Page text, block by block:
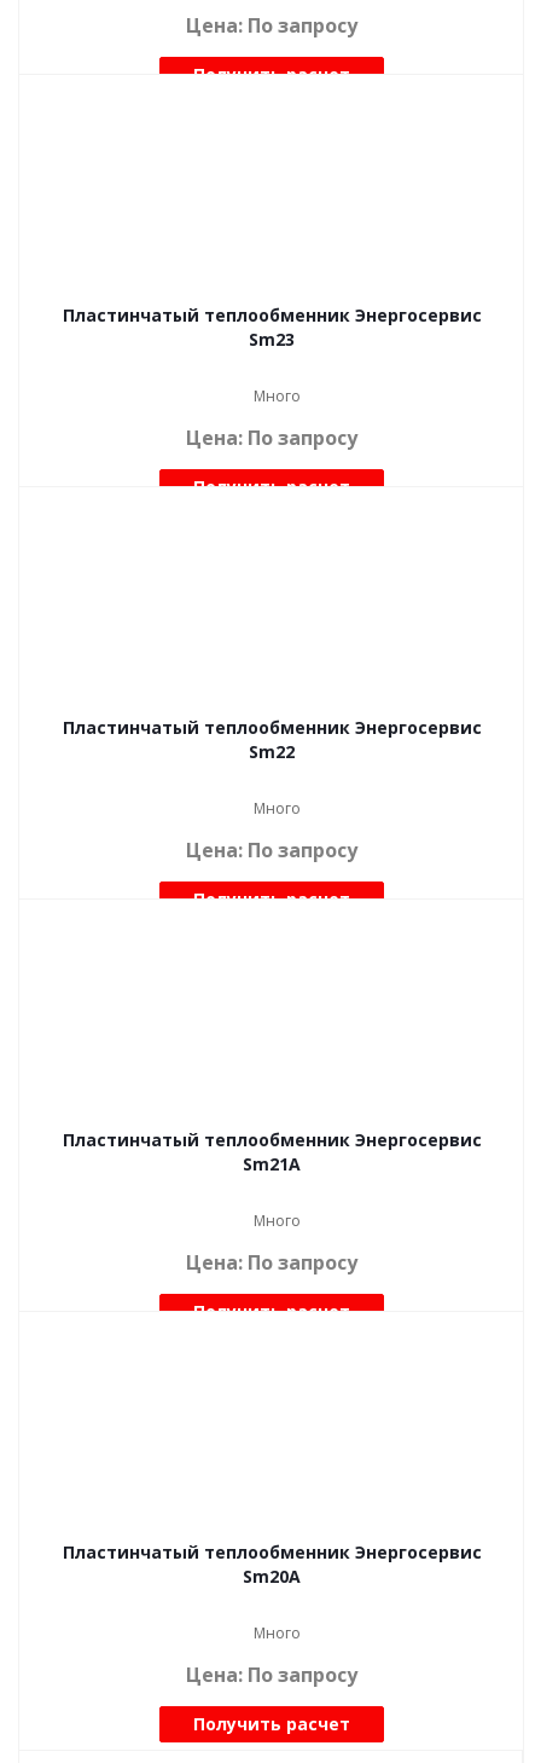
Цена: По запросу
Получить расчет
Пластинчатый теплообменник Энергосервис
Sm23
Много
Цена: По запросу
Получить расчет
Пластинчатый теплообменник Энергосервис
Sm22
Много
Цена: По запросу
Получить расчет
Пластинчатый теплообменник Энергосервис
Sm21A
Много
Цена: По запросу
Получить расчет
Пластинчатый теплообменник Энергосервис
Sm20A
Много
Цена: По запросу
Получить расчет